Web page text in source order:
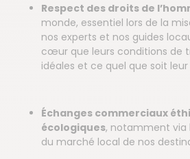
Respect des droits de
monde, essentiel lors de la
nos experts et nos guides
cœur que leurs conditions de
idéales et ce quel que soit leur
Échanges commerciaux
écologiques, notamment via
du marché local de nos